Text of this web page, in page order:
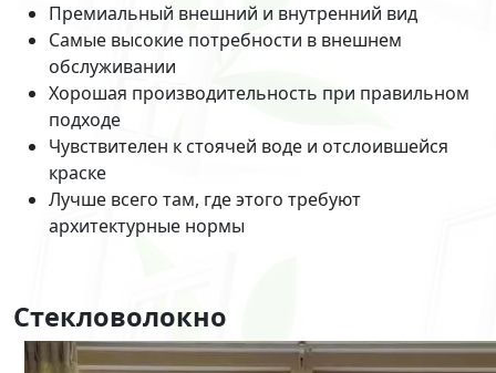
Премиальный внешний и внутренний вид
Самые высокие потребности в внешнем
обслуживании
Хорошая производительность при правильном
подходе
Чувствителен к стоячей воде и отслоившейся
краске
Лучше всего там, где этого требуют
архитектурные нормы
Стекловолокно